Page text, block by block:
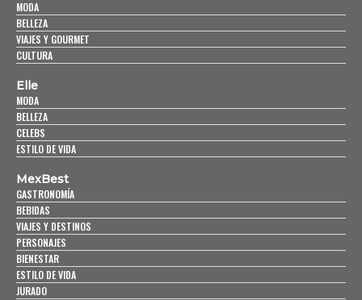
MODA
BELLEZA
VIAJES Y GOURMET
CULTURA
Elle
MODA
BELLEZA
CELEBS
ESTILO DE VIDA
MexBest
GASTRONOMÍA
BEBIDAS
VIAJES Y DESTINOS
PERSONAJES
BIENESTAR
ESTILO DE VIDA
JURADO